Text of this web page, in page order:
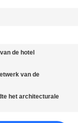
de hotel
van de
het architecturale